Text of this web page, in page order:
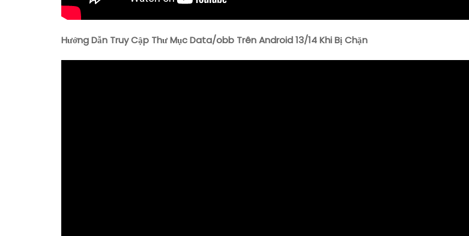
Hướng Dẫn Truy Cập Thư Mục Data/obb Trên Android 13/14 Khi Bị Chặn